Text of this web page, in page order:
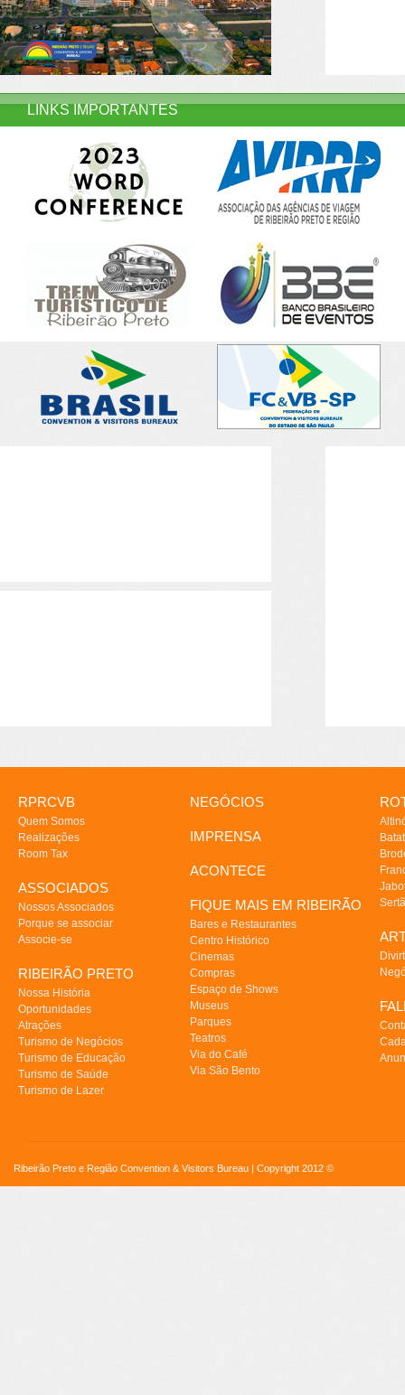
LINKS IMPORTANTES
RPRCVB
Quem Somos
Realizações
Room Tax
ASSOCIADOS
Nossos Associados
Porque se associar
Associe-se
RIBEIRÃO PRETO
Nossa História
Oportunidades
Atrações
Turismo de Negócios
Turismo de Educação
Turismo de Saúde
Turismo de Lazer
NEGÓCIOS
IMPRENSA
ACONTECE
FIQUE MAIS EM RIBEIRÃO
Bares e Restaurantes
Centro Histórico
Cinemas
Compras
Espaço de Shows
Museus
Parques
Teatros
Via do Café
Via São Bento
Ribeirão Preto e Região Convention & Visitors Bureau | Copyright 2012 ©